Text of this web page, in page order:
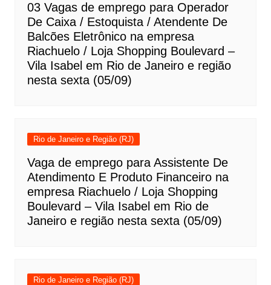
03 Vagas de emprego para Operador
De Caixa / Estoquista / Atendente De
Balcões Eletrônico na empresa
Riachuelo / Loja Shopping Boulevard –
Vila Isabel em Rio de Janeiro e região
nesta sexta (05/09)
Rio de Janeiro e Região (RJ)
Vaga de emprego para Assistente De
Atendimento E Produto Financeiro na
empresa Riachuelo / Loja Shopping
Boulevard – Vila Isabel em Rio de
Janeiro e região nesta sexta (05/09)
Rio de Janeiro e Região (RJ)